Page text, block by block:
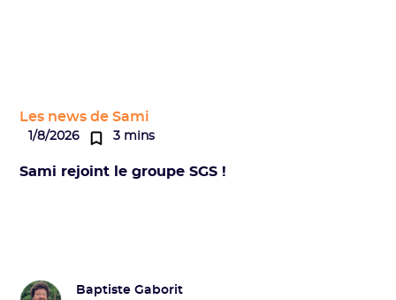
Les news de Sami
1/8/2026 3 mins
Sami rejoint le groupe SGS !
Baptiste Gaborit